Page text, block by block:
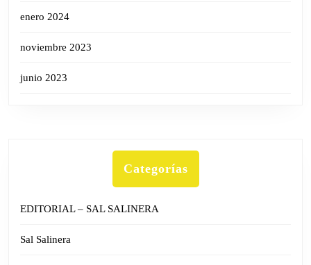
enero 2024
noviembre 2023
junio 2023
Categorías
EDITORIAL – SAL SALINERA
Sal Salinera